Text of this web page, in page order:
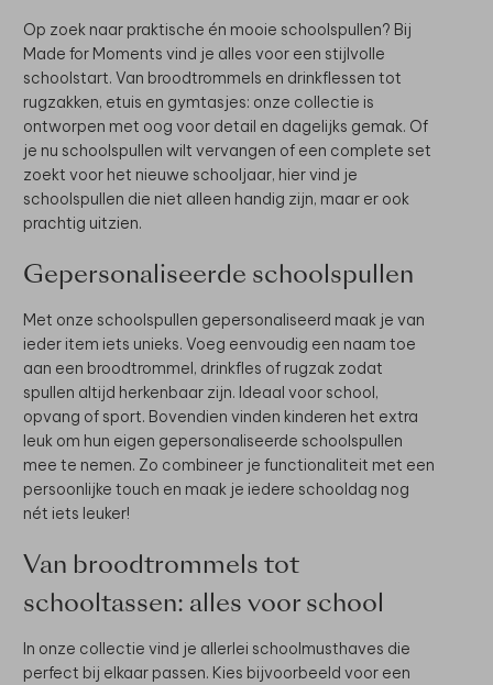
Op zoek naar praktische én mooie schoolspullen? Bij
Made for Moments vind je alles voor een stijlvolle
schoolstart. Van broodtrommels en drinkflessen tot
rugzakken, etuis en gymtasjes: onze collectie is
ontworpen met oog voor detail en dagelijks gemak. Of
je nu schoolspullen wilt vervangen of een complete set
zoekt voor het nieuwe schooljaar, hier vind je
schoolspullen die niet alleen handig zijn, maar er ook
prachtig uitzien.
Gepersonaliseerde schoolspullen
Met onze schoolspullen gepersonaliseerd maak je van
ieder item iets unieks. Voeg eenvoudig een naam toe
aan een broodtrommel, drinkfles of rugzak zodat
spullen altijd herkenbaar zijn. Ideaal voor school,
opvang of sport. Bovendien vinden kinderen het extra
leuk om hun eigen gepersonaliseerde schoolspullen
mee te nemen. Zo combineer je functionaliteit met een
persoonlijke touch en maak je iedere schooldag nog
nét iets leuker!
Van broodtrommels tot
schooltassen: alles voor school
In onze collectie vind je allerlei schoolmusthaves die
perfect bij elkaar passen. Kies bijvoorbeeld voor een